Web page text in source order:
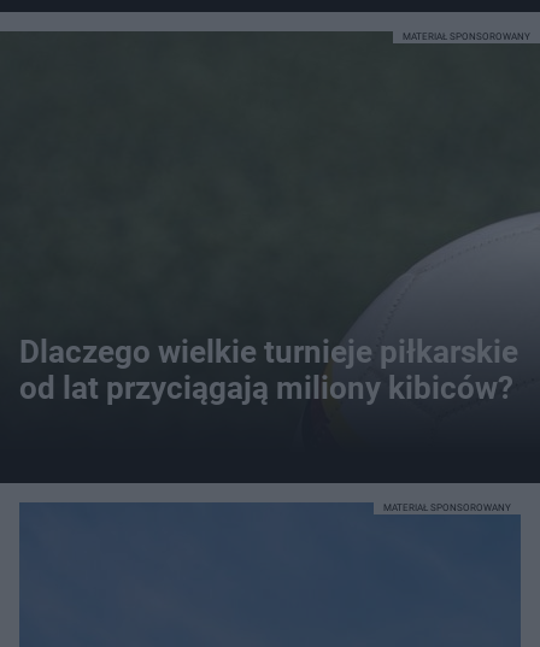
Dlaczego wielkie turnieje piłkarskie
od lat przyciągają miliony kibiców?
MATERIAŁ SPONSOROWANY
MATERIAŁ SPONSOROWANY